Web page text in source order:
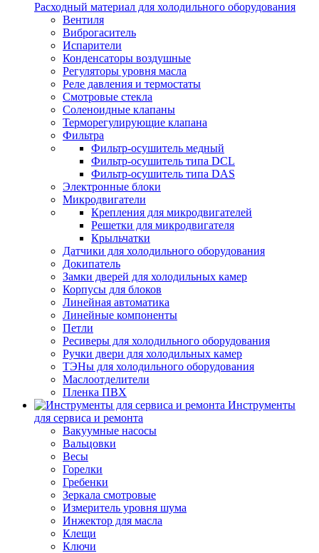
Расходный материал для холодильного оборудования
Вентиля
Виброгаситель
Испарители
Конденсаторы воздушные
Регуляторы уровня масла
Реле давления и термостаты
Смотровые стекла
Соленоидные клапаны
Терморегулирующие клапана
Фильтра
Фильтр-осушитель медный
Фильтр-осушитель типа DCL
Фильтр-осушитель типа DAS
Электронные блоки
Микродвигатели
Крепления для микродвигателей
Решетки для микродвигателя
Крыльчатки
Датчики для холодильного оборудования
Докипатель
Замки дверей для холодильных камер
Корпусы для блоков
Линейная автоматика
Линейные компоненты
Петли
Ресиверы для холодильного оборудования
Ручки двери для холодильных камер
ТЭНы для холодильного оборудования
Маслоотделители
Пленка ПВХ
Инструменты
для сервиса и ремонта
Вакуумные насосы
Вальцовки
Весы
Горелки
Гребенки
Зеркала смотровые
Измеритель уровня шума
Инжектор для масла
Клещи
Ключи